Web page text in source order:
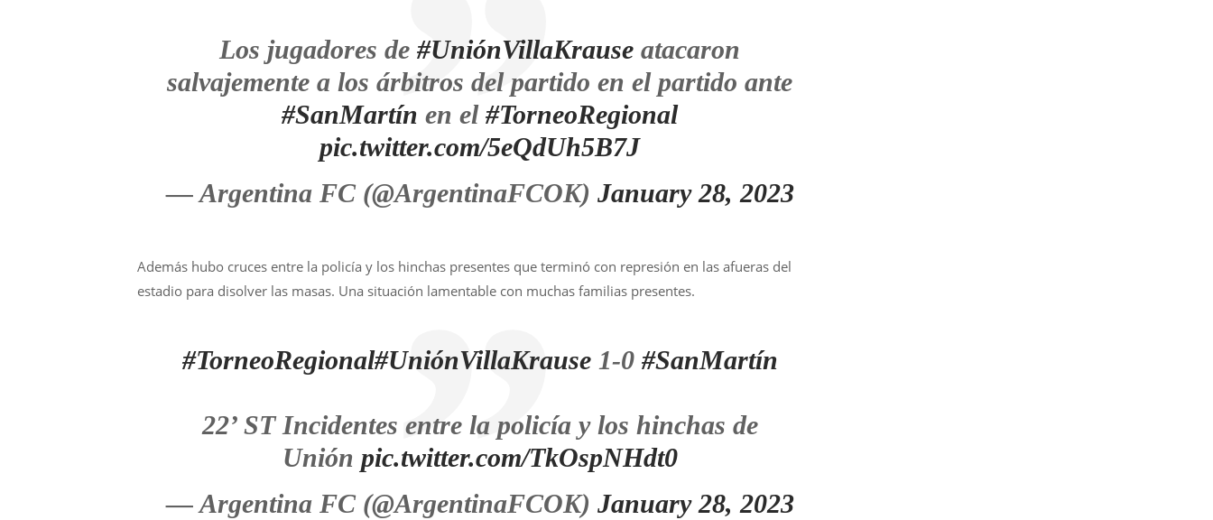
Los jugadores de#UniónVillaKrause atacaron
salvajemente a los árbitros del partido en el partido ante
#SanMartín en el#TorneoRegional
pic.twitter.com/5eQdUh5B7J
— Argentina FC (@ArgentinaFCOK) January 28, 2023
Además hubo cruces entre la policía y los hinchas presentes que terminó con represión en las afueras del
estadio para disolver las masas. Una situación lamentable con muchas familias presentes.
#TorneoRegional#UniónVillaKrause1-0 #SanMartín
22’ ST Incidentes entre la policía y los hinchas de
Unión pic.twitter.com/TkOspNHdt0
— Argentina FC (@ArgentinaFCOK) January 28, 2023